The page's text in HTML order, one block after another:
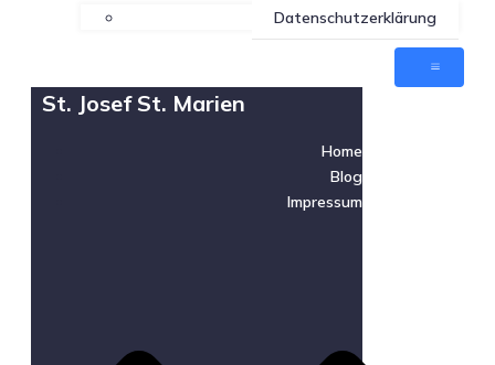
Datenschutzerklärung
St. Josef St. Marien
Home
Blog
Impressum